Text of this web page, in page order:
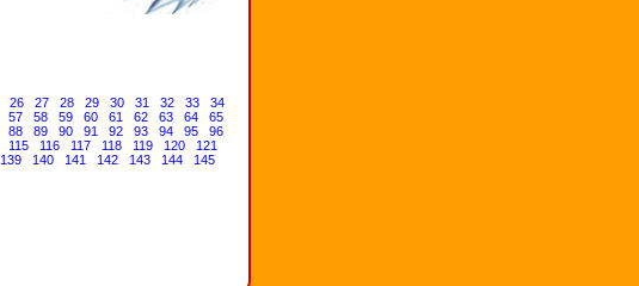
26 27 28 29 30 31 32 33
34
57 58 59 60 61 62 63 64
65
88 89 90 91 92 93 94 95
96
115 116 117 118 119 120
121
139 140 141 142 143 144
145